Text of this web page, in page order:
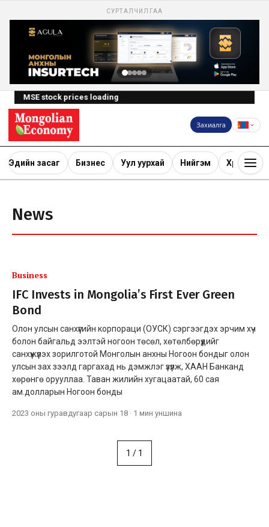
СУРТАЛЧИЛГАА
MSE stock prices loading
Захиалга
Эдийн засаг Бизнес Уул уурхай Нийгэм Хөрөнгө
News
Business
IFC Invests in Mongolia’s First Ever Green
Bond
Олон улсын санхүүгийн корпораци (ОУСК) сэргээгдэх эрчим хүч
болон байгальд ээлтэй ногоон төсөл, хөтөлбөрүүдийг
санхүүжүүлэх зорилготой Монголын анхны Ногоон бондыг олон
улсын зах зээлд гаргахад нь дэмжлэг үзүүлж, ХААН Банканд
хөрөнгө орууллаа. Таван жилийн хугацаатай, 60 сая
ам.долларын Ногоон бонды
2023 оны гуравдугаар сарын 18 · 1 мин уншина
1 / 1